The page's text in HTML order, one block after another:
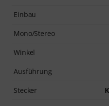
Einbau
Mono/Stereo
Winkel
Ausführung
Stecker